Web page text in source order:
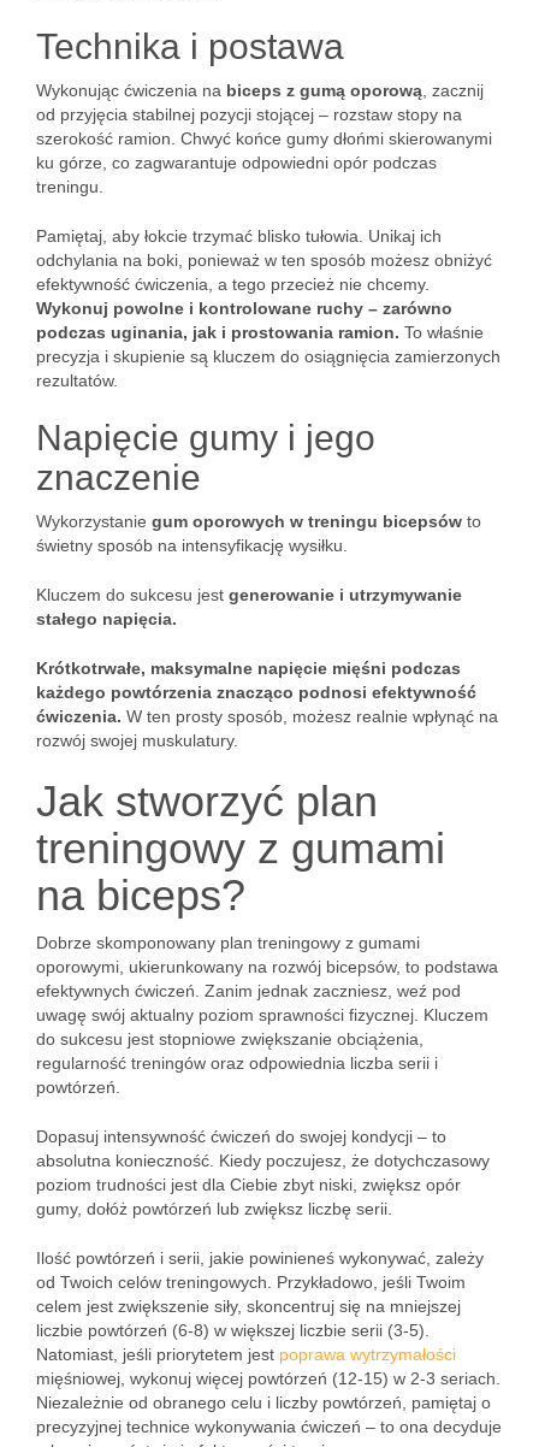
Technika i postawa
Wykonując ćwiczenia na biceps z gumą oporową , zacznij
od przyjęcia stabilnej pozycji stojącej – rozstaw stopy na
szerokość ramion. Chwyć końce gumy dłońmi skierowanymi
ku górze, co zagwarantuje odpowiedni opór podczas
treningu.
Pamiętaj, aby łokcie trzymać blisko tułowia. Unikaj ich
odchylania na boki, ponieważ w ten sposób możesz obniżyć
efektywność ćwiczenia, a tego przecież nie chcemy.
Wykonuj powolne i kontrolowane ruchy – zarówno
podczas uginania, jak i prostowania ramion. To właśnie
precyzja i skupienie są kluczem do osiągnięcia zamierzonych
rezultatów.
Napięcie gumy i jego
znaczenie
Wykorzystanie gum oporowych w treningu bicepsów to
świetny sposób na intensyfikację wysiłku.
Kluczem do sukcesu jest generowanie i utrzymywanie
stałego napięcia.
Krótkotrwałe, maksymalne napięcie mięśni podczas
każdego powtórzenia znacząco podnosi efektywność
ćwiczenia. W ten prosty sposób, możesz realnie wpłynąć na
rozwój swojej muskulatury.
Jak stworzyć plan
treningowy z gumami
na biceps?
Dobrze skomponowany plan treningowy z gumami
oporowymi, ukierunkowany na rozwój bicepsów, to podstawa
efektywnych ćwiczeń. Zanim jednak zaczniesz, weź pod
uwagę swój aktualny poziom sprawności fizycznej. Kluczem
do sukcesu jest stopniowe zwiększanie obciążenia,
regularność treningów oraz odpowiednia liczba serii i
powtórzeń.
Dopasuj intensywność ćwiczeń do swojej kondycji – to
absolutna konieczność. Kiedy poczujesz, że dotychczasowy
poziom trudności jest dla Ciebie zbyt niski, zwiększ opór
gumy, dołóż powtórzeń lub zwiększ liczbę serii.
Ilość powtórzeń i serii, jakie powinieneś wykonywać, zależy
od Twoich celów treningowych. Przykładowo, jeśli Twoim
celem jest zwiększenie siły, skoncentruj się na mniejszej
liczbie powtórzeń (6-8) w większej liczbie serii (3-5).
Natomiast, jeśli priorytetem jest poprawa wytrzymałości
mięśniowej, wykonuj więcej powtórzeń (12-15) w 2-3 seriach.
Niezależnie od obranego celu i liczby powtórzeń, pamiętaj o
precyzyjnej technice wykonywania ćwiczeń – to ona decyduje